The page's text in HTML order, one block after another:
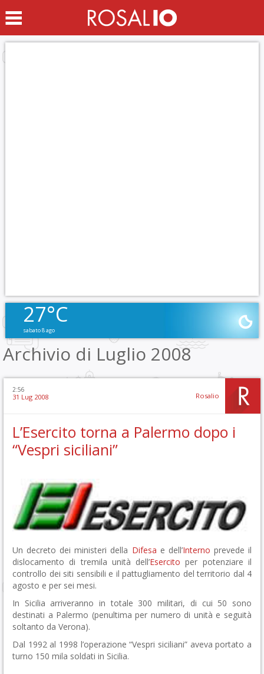
27°C
sabato 8 ago
Archivio di Luglio 2008
2:56
31 Lug 2008 Rosalio
L’Esercito torna a Palermo dopo i
“Vespri siciliani”
Un decreto dei ministeri della Difesa e dell’Interno prevede il
dislocamento di tremila unità dell’Esercito per potenziare il
controllo dei siti sensibili e il pattugliamento del territorio dal 4
agosto e per sei mesi.
In Sicilia arriveranno in totale 300 militari, di cui 50 sono
destinati a Palermo (penultima per numero di unità e seguità
soltanto da Verona).
Dal 1992 al 1998 l’operazione “Vespri siciliani” aveva portato a
turno 150 mila soldati in Sicilia.